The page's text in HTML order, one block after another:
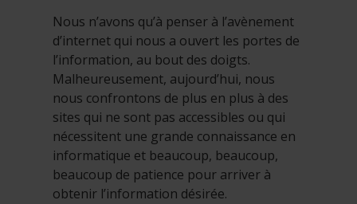
Nous n’avons qu’à penser à l’avènement
d’internet qui nous a ouvert les portes de
l’information, au bout des doigts.
Malheureusement, aujourd’hui, nous
nous confrontons de plus en plus à des
sites qui ne sont pas accessibles ou qui
nécessitent une grande connaissance en
informatique et beaucoup, beaucoup,
beaucoup de patience pour arriver à
obtenir l’information désirée.